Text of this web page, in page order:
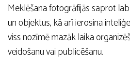
Meklēšana fotogrāfijās saprot
un objektus, kā arī ierosina
viss nozīmē mazāk laika
veidošanu vai publicēšanu.